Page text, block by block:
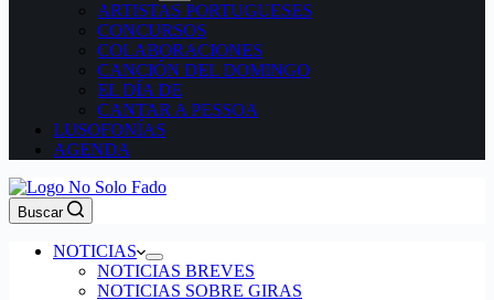
ARTISTAS PORTUGUESES
CONCURSOS
COLABORACIONES
CANCIÓN DEL DOMINGO
EL DÍA DE
CANTAR A PESSOA
LUSOFONÍAS
AGENDA
Buscar
NOTICIAS
NOTICIAS BREVES
NOTICIAS SOBRE GIRAS